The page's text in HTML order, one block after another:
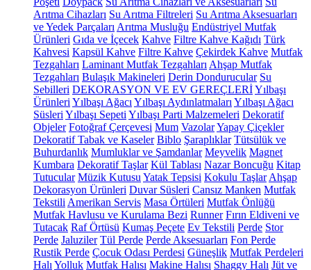
Arıtma Cihazları Su Arıtma Filtreleri Su Arıtma Aksesuarları
ve Yedek Parçaları Arıtma Musluğu Endüstriyel Mutfak
Ürünleri Gıda ve İçecek Kahve Filtre Kahve Kağıdı Türk
Kahvesi Kapsül Kahve Filtre Kahve Çekirdek Kahve Mutfak
Tezgahları Laminant Mutfak Tezgahları Ahşap Mutfak
Tezgahları Bulaşık Makineleri Derin Dondurucular Su
Sebilleri DEKORASYON VE EV GEREÇLERİYılbaşı
Ürünleri Yılbaşı Ağacı Yılbaşı Aydınlatmaları Yılbaşı Ağacı
Süsleri Yılbaşı Sepeti Yılbaşı Parti Malzemeleri Dekoratif
Objeler Fotoğraf Çerçevesi Mum VazolarYapay Çiçekler
Dekoratif Tabak ve Kaseler Biblo Şaraplıklar Tütsülük ve
Buhurdanlık Mumluklar ve Şamdanlar Meyvelik Magnet
Kumbara Dekoratif Taşlar Kül Tablası Nazar Boncuğu Kitap
Tutucular Müzik Kutusu Yatak Tepsisi Kokulu Taşlar Ahşap
Dekorasyon Ürünleri Duvar Süsleri Cansız Manken Mutfak
Tekstili Amerikan Servis Masa Örtüleri Mutfak Önlüğü
Mutfak Havlusu ve Kurulama Bezi Runner Fırın Eldiveni ve
Tutacak Raf Örtüsü Kumaş Peçete Ev Tekstili Perde Stor
Perde Jaluziler Tül Perde Perde Aksesuarları Fon Perde
Rustik Perde Çocuk Odası Perdesi Güneşlik Mutfak Perdeleri
Halı Yolluk Mutfak Halısı Makine Halısı Shaggy Halı Jüt ve